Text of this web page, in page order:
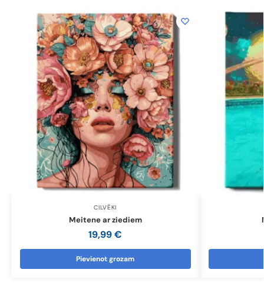
CILVĒKI
Meitene ar ziediem
19,99€
Pievienot grozam